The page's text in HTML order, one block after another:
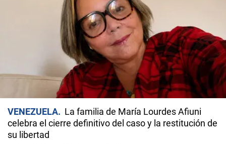
VENEZUELA
La familia de María Lourdes Afiuni
celebra el cierre definitivo del caso y la restitución de
su libertad